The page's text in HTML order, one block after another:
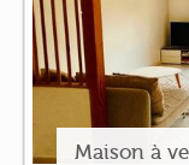
Maison à